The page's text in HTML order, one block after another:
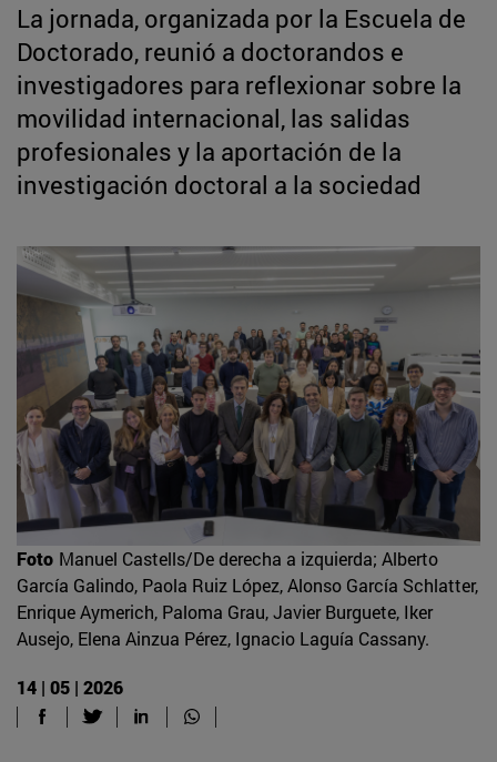
La jornada, organizada por la Escuela de
Doctorado, reunió a doctorandos e
investigadores para reflexionar sobre la
movilidad internacional, las salidas
profesionales y la aportación de la
investigación doctoral a la sociedad
Foto Manuel Castells/De derecha a izquierda; Alberto
García Galindo, Paola Ruiz López, Alonso García Schlatter,
Enrique Aymerich, Paloma Grau, Javier Burguete, Iker
Ausejo, Elena Ainzua Pérez, Ignacio Laguía Cassany.
14 | 05 | 2026